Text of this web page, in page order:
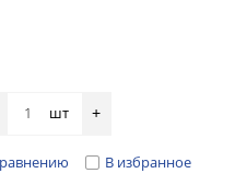
шт +
В избранное